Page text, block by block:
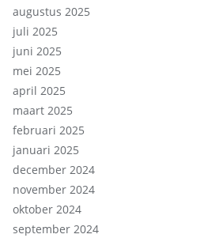
augustus 2025
juli 2025
juni 2025
mei 2025
april 2025
maart 2025
februari 2025
januari 2025
december 2024
november 2024
oktober 2024
september 2024